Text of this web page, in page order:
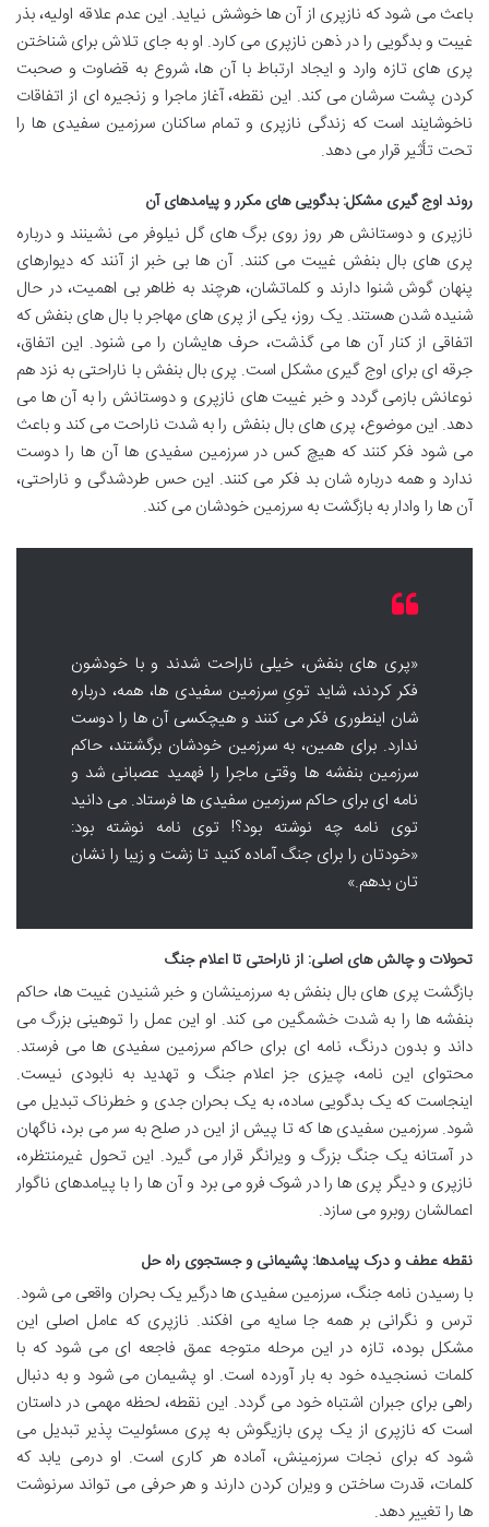
باعث می شود که نازپری از آن ها خوشش نیاید. این عدم علاقه اولیه، بذر
غیبت و بدگویی را در ذهن نازپری می کارد. او به جای تلاش برای شناختن
پری های تازه وارد و ایجاد ارتباط با آن ها، شروع به قضاوت و صحبت
کردن پشت سرشان می کند. این نقطه، آغاز ماجرا و زنجیره ای از اتفاقات
ناخوشایند است که زندگی نازپری و تمام ساکنان سرزمین سفیدی ها را
تحت تأثیر قرار می دهد.
روند اوج گیری مشکل: بدگویی های مکرر و پیامدهای آن
نازپری و دوستانش هر روز روی برگ های گل نیلوفر می نشینند و درباره
پری های بال بنفش غیبت می کنند. آن ها بی خبر از آنند که دیوارهای
پنهان گوش شنوا دارند و کلماتشان، هرچند به ظاهر بی اهمیت، در حال
شنیده شدن هستند. یک روز، یکی از پری های مهاجر با بال های بنفش که
اتفاقی از کنار آن ها می گذشت، حرف هایشان را می شنود. این اتفاق،
جرقه ای برای اوج گیری مشکل است. پری بال بنفش با ناراحتی به نزد هم
نوعانش بازمی گردد و خبر غیبت های نازپری و دوستانش را به آن ها می
دهد. این موضوع، پری های بال بنفش را به شدت ناراحت می کند و باعث
می شود فکر کنند که هیچ کس در سرزمین سفیدی ها آن ها را دوست
ندارد و همه درباره شان بد فکر می کنند. این حس طردشدگی و ناراحتی،
آن ها را وادار به بازگشت به سرزمین خودشان می کند.
«پری های بنفش، خیلی ناراحت شدند و با خودشون
فکر کردند، شاید تویِ سرزمین سفیدی ها، همه، درباره
شان اینطوری فکر می کنند و هیچکسی آن ها را دوست
ندارد. برای همین، به سرزمین خودشان برگشتند، حاکم
سرزمین بنفشه ها وقتی ماجرا را فهمید عصبانی شد و
نامه ای برای حاکم سرزمین سفیدی ها فرستاد. می دانید
توی نامه چه نوشته بود؟! توی نامه نوشته بود:
«خودتان را برای جنگ آماده کنید تا زشت و زیبا را نشان
تان بدهم.»
تحولات و چالش های اصلی: از ناراحتی تا اعلام جنگ
بازگشت پری های بال بنفش به سرزمینشان و خبر شنیدن غیبت ها، حاکم
بنفشه ها را به شدت خشمگین می کند. او این عمل را توهینی بزرگ می
داند و بدون درنگ، نامه ای برای حاکم سرزمین سفیدی ها می فرستد.
محتوای این نامه، چیزی جز اعلام جنگ و تهدید به نابودی نیست.
اینجاست که یک بدگویی ساده، به یک بحران جدی و خطرناک تبدیل می
شود. سرزمین سفیدی ها که تا پیش از این در صلح به سر می برد، ناگهان
در آستانه یک جنگ بزرگ و ویرانگر قرار می گیرد. این تحول غیرمنتظره،
نازپری و دیگر پری ها را در شوک فرو می برد و آن ها را با پیامدهای ناگوار
اعمالشان روبرو می سازد.
نقطه عطف و درک پیامدها: پشیمانی و جستجوی راه حل
با رسیدن نامه جنگ، سرزمین سفیدی ها درگیر یک بحران واقعی می شود.
ترس و نگرانی بر همه جا سایه می افکند. نازپری که عامل اصلی این
مشکل بوده، تازه در این مرحله متوجه عمق فاجعه ای می شود که با
کلمات نسنجیده خود به بار آورده است. او پشیمان می شود و به دنبال
راهی برای جبران اشتباه خود می گردد. این نقطه، لحظه مهمی در داستان
است که نازپری از یک پری بازیگوش به پری مسئولیت پذیر تبدیل می
شود که برای نجات سرزمینش، آماده هر کاری است. او درمی یابد که
کلمات، قدرت ساختن و ویران کردن دارند و هر حرفی می تواند سرنوشت
ها را تغییر دهد.